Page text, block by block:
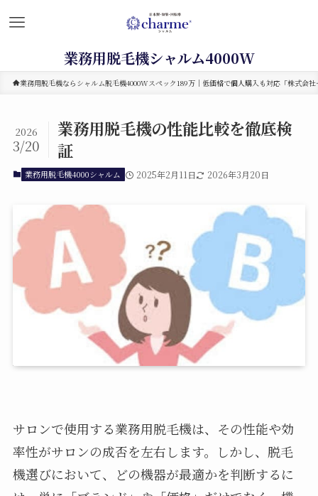
業務用脱毛機シャルム4000W
業務用脱毛機ならシャルム脱毛機4000Wスペック189万｜低価格で個人購入も対応「株式会
業務用脱毛機の性能比較を徹底検
証
2026
3/20
業務用脱毛機4000シャルム 2025年2月11日 2026年3月20日
サロンで使用する業務用脱毛機は、その性能や効
率性がサロンの成否を左右します。しかし、脱毛
機選びにおいて、どの機器が最適かを判断するに